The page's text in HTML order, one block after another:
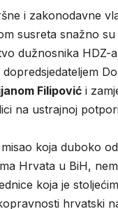
i zakonodavne
susreta snažno
dužnosnika HDZ-
dopredsjedateljem
Filipović i
na ustrajnoj
koja duboko
Hrvata u BiH,
koja je
hrvatski